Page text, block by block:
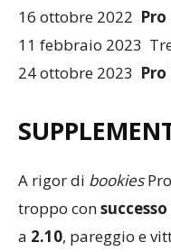
16 ottobre 2022
11 febbraio 2023
24 ottobre 2023
A rigor di bookies
troppo con
a 2.10, pareggio e